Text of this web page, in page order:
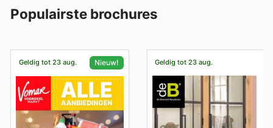
Populairste brochures
Geldig tot 23 aug. Nieuw! Geldig tot 23 aug.